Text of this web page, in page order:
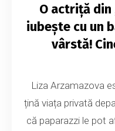
O actriță din
iubește cu un
vârstă!
Liza Arzamazova
țină viața privată
că paparazzi le pot